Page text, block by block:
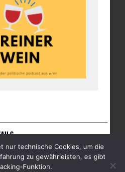
IMPRESSUM
nur technische Cookies, um die
zu gewährleisten, es gibt
Funktion.